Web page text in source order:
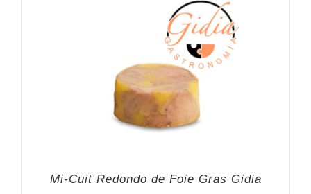
Mi-Cuit Redondo de Foie Gras Gidia